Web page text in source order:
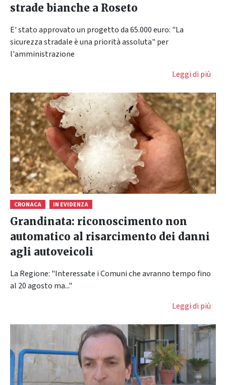
strade bianche a Roseto
E' stato approvato un progetto da 65.000 euro: "La
sicurezza stradale è una priorità assoluta" per
l'amministrazione
Leggi di più
CRONACA IN EVIDENZA
Grandinata: riconoscimento non
automatico al risarcimento dei danni
agli autoveicoli
La Regione: "Interessate i Comuni che avranno tempo fino
al 20 agosto ma..."
Leggi di più